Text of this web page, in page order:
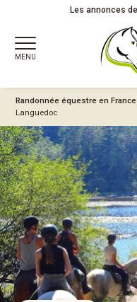
Les annonces
MENU
Randonnée équestre en France
Languedoc